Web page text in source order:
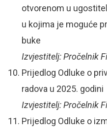
otvorenom u
u kojima je moguće
buke
Izvjestitelj: Pročelnik
Prijedlog Odluke o
radova u 2025. godini
Izvjestitelj: Pročelnik
Prijedlog Odluke o